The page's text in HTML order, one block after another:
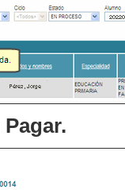
Pagar.